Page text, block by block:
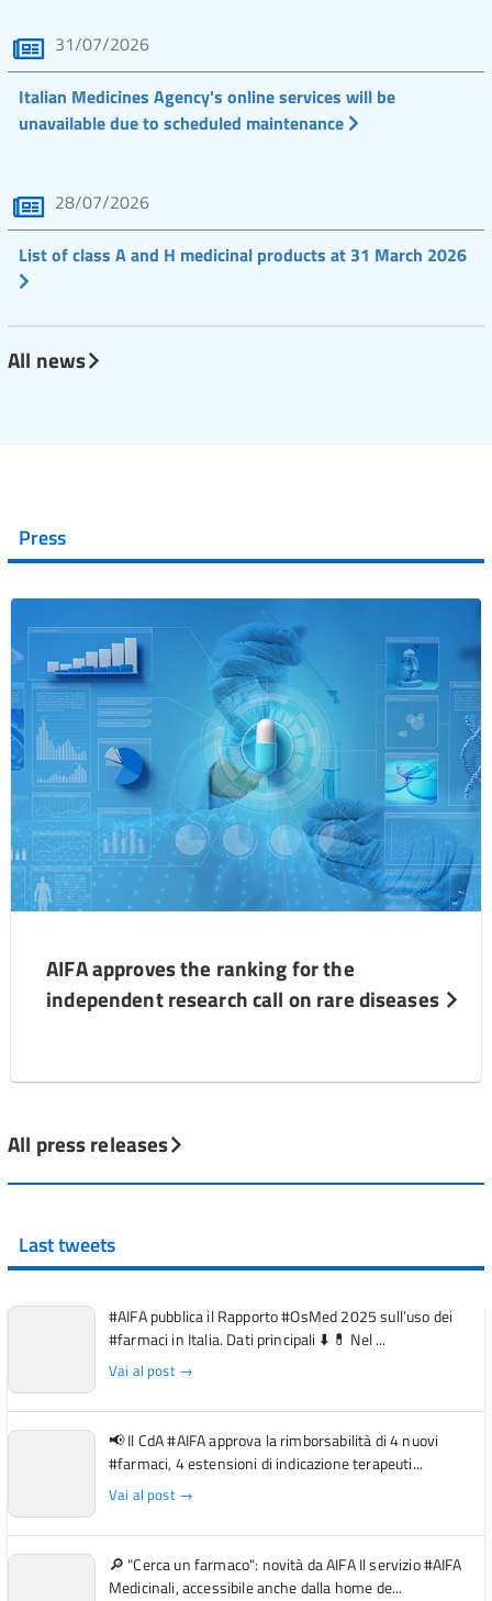
31/07/2026
Italian Medicines Agency's online services will be
unavailable due to scheduled maintenance
28/07/2026
List of class A and H medicinal products at 31 March 2026
All news
Press
AIFA approves the ranking for the
independent research call on rare diseases
All press releases
Last tweets
#AIFA pubblica il Rapporto #OsMed 2025 sull’uso dei
#farmaci in Italia. Dati principali ⬇️ 💊 Nel ...
Vai al post →
📢 Il CdA #AIFA approva la rimborsabilità di 4 nuovi
#farmaci, 4 estensioni di indicazione terapeuti...
Vai al post →
🔎 "Cerca un farmaco": novità da AIFA Il servizio #AIFA
Medicinali, accessibile anche dalla home de...